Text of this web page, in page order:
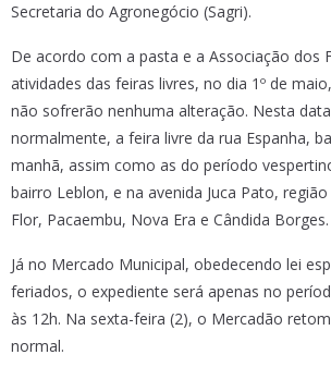
Secretaria do Agronegócio (Sagri).
De acordo com a pasta e a Associação dos
atividades das feiras livres, no dia 1º de
não sofrerão nenhuma alteração. Nesta
normalmente, a feira livre da rua Espanha,
manhã, assim como as do período
bairro Leblon, e na avenida Juca Pato,
Flor, Pacaembu, Nova Era e Cândida Borges.
Já no Mercado Municipal, obedecendo lei
feriados, o expediente será apenas no
às 12h. Na sexta-feira (2), o Mercadão
normal.